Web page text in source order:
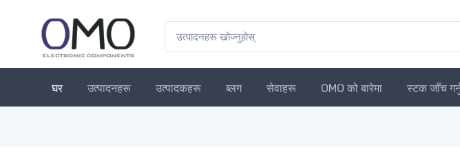
घर उत्पादनहरू उत्पादकहरू ब्लग सेवाहरू OMO को बारेमा स्टक जाँच